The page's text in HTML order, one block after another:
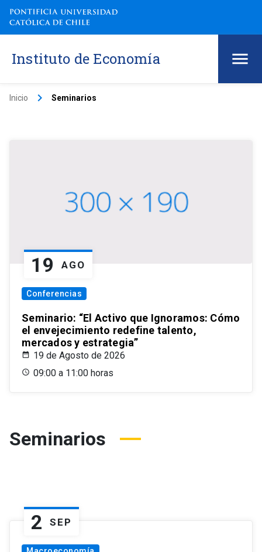
Instituto de Economía
Inicio keyboard_arrow_right Seminarios
19 AGO
Conferencias
Seminario: “El Activo que Ignoramos: Cómo
el envejecimiento redefine talento,
mercados y estrategia”
19 de Agosto de 2026
09:00 a 11:00 horas
Seminarios
2 SEP